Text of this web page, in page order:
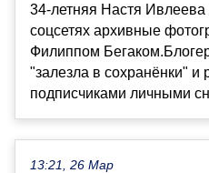
34-летняя Настя Ивлеева
соцсетях архивные
Филиппом
"залезла в сохранёнки" и
подписчиками личными
13:21, 26 Мар